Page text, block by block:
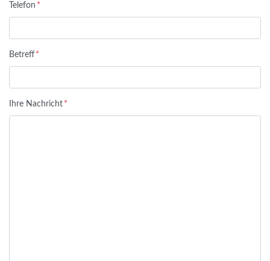
Telefon *
Betreff *
Ihre Nachricht *